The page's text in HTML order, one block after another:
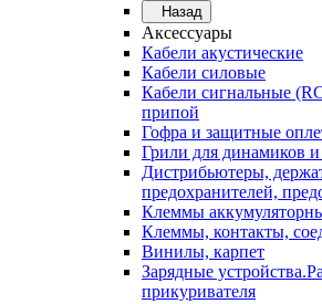
Назад
Аксессуары
Кабели акустические
Кабели силовые
Кабели сигнальные
припой
Гофра и защитные
Грили для динамиков
Дистрибьютеры,
предохранителей,
Клеммы
Клеммы, контакты,
Винилы, карпет
Зарядные
прикуривателя